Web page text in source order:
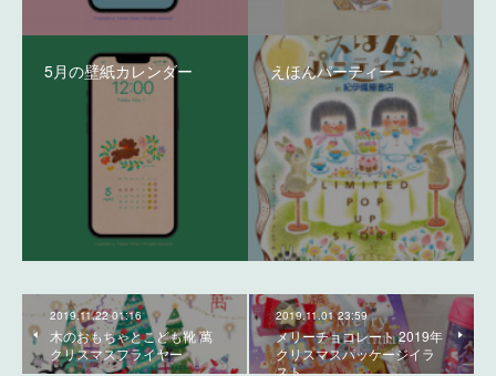
5月の壁紙カレンダー えほんパーティー
2019.11.22 01:16
木のおもちゃとこども靴 萬
クリスマスフライヤー
2019.11.01 23:59
メリーチョコレート 2019年
クリスマスパッケージイラ
スト